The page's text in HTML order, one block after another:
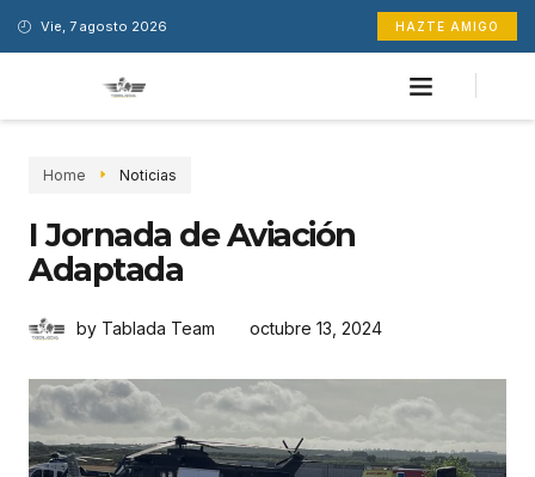
Vie, 7 agosto 2026 HAZTE AMIGO
Home Noticias
I Jornada de Aviación
Adaptada
by Tablada Team octubre 13, 2024